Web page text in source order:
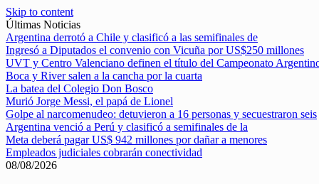
Skip to content
Últimas Noticias
Argentina derrotó a Chile y clasificó a las semifinales de
Ingresó a Diputados el convenio con Vicuña por US$250 millones
UVT y Centro Valenciano definen el título del Campeonato
Boca y River salen a la cancha por la cuarta
La batea del Colegio Don Bosco
Murió Jorge Messi, el papá de Lionel
Golpe al narcomenudeo: detuvieron a 16 personas y secuestraron seis
Argentina venció a Perú y clasificó a semifinales de la
Meta deberá pagar US$ 942 millones por dañar a menores
Empleados judiciales cobrarán conectividad
08/08/2026